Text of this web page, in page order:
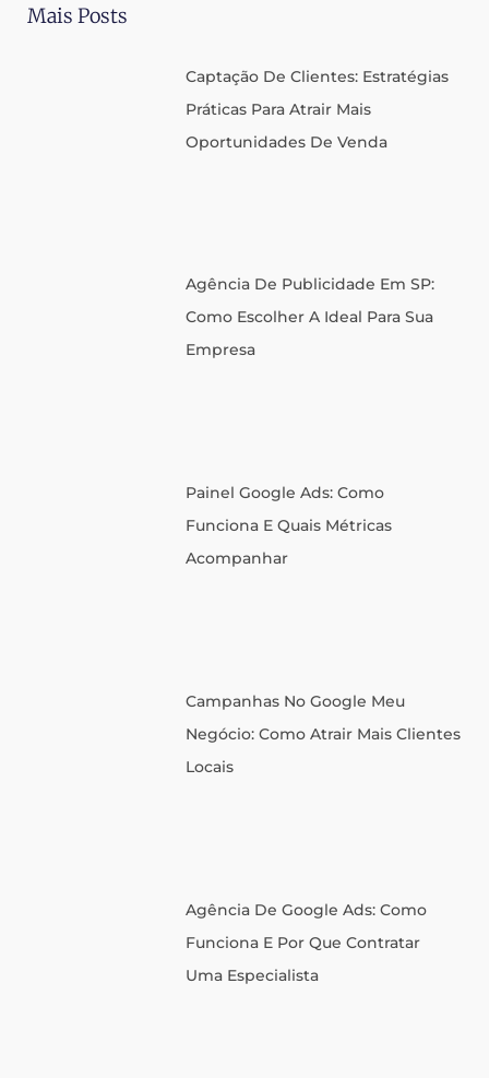
Mais Posts
Captação De Clientes: Estratégias
Práticas Para Atrair Mais
Oportunidades De Venda
Agência De Publicidade Em SP:
Como Escolher A Ideal Para Sua
Empresa
Painel Google Ads: Como
Funciona E Quais Métricas
Acompanhar
Campanhas No Google Meu
Negócio: Como Atrair Mais Clientes
Locais
Agência De Google Ads: Como
Funciona E Por Que Contratar
Uma Especialista